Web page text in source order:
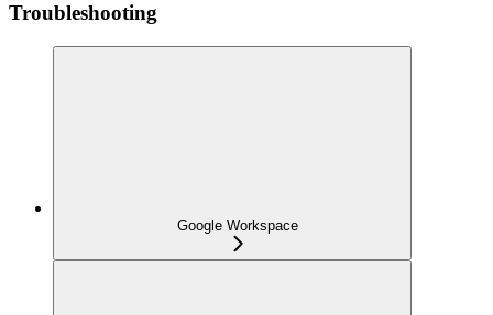
Troubleshooting
Google Workspace